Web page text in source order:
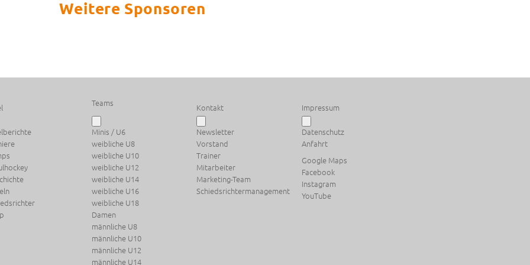
Weitere Sponsoren
Teams
Minis / U6
weibliche U8
weibliche U10
weibliche U12
weibliche U14
weibliche U16
weibliche U18
Damen
männliche U8
männliche U10
männliche U12
männliche U14
Kontakt
Newsletter
Vorstand
Trainer
Mitarbeiter
Marketing-Team
Schiedsrichtermanagement
Impressum
Datenschutz
Anfahrt
Google Maps
Facebook
Instagram
YouTube